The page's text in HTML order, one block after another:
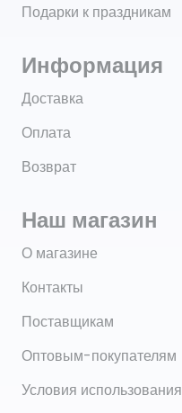
Подарки к праздникам
Информация
Доставка
Оплата
Возврат
Наш магазин
О магазине
Контакты
Поставщикам
Оптовым-покупателям
Условия использования